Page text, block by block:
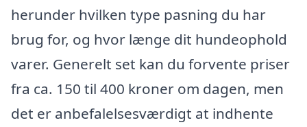
herunder hvilken type pasning du har
brug for, og hvor længe dit hundeophold
varer. Generelt set kan du forvente priser
fra ca. 150 til 400 kroner om dagen, men
det er anbefalelsesværdigt at indhente